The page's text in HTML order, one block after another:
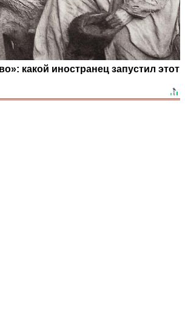
какой иностранец запустил этот